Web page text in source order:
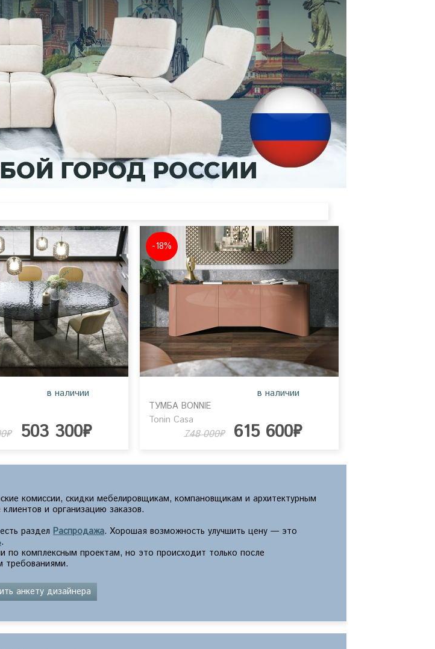
в наличии
503 300₽
в наличии
748 000₽ 615 600₽
-18%
ТУМБА BONNIE
Tonin Casa
комиссии, скидки мебелировщикам, компановщикам и архитектурным
и организацию заказов.
раздел Распродажа. Хорошая возможность улучшить цену — это
.
комплексным проектам, но это происходит только после
требованиями.
анкету дизайнера